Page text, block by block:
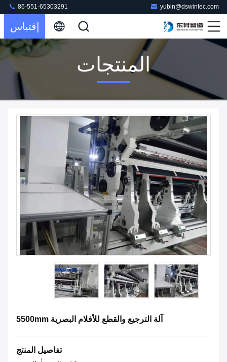
yubin@dswintec.com
86-551-65303291
إقتباس
المنتجات
آلة الترجيع والقطع للأفلام البصرية 5500mm
تفاصيل المنتج